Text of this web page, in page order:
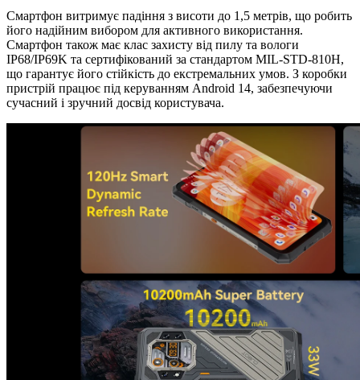
Смартфон витримує падіння з висоти до 1,5 метрів, що робить
його надійним вибором для активного використання.
Смартфон також має клас захисту від пилу та вологи
IP68/IP69K та сертифікований за стандартом MIL-STD-810H,
що гарантує його стійкість до екстремальних умов. З коробки
пристрій працює під керуванням Android 14, забезпечуючи
сучасний і зручний досвід користувача.